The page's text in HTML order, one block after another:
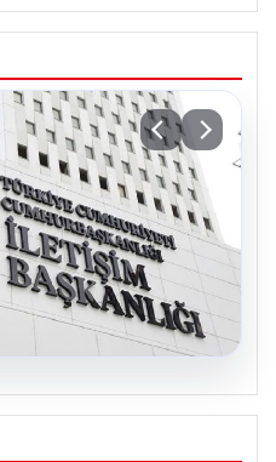
Anlaşması.
yönelik iddialara